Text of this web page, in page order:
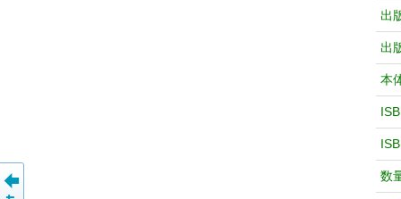
出
出
本
数